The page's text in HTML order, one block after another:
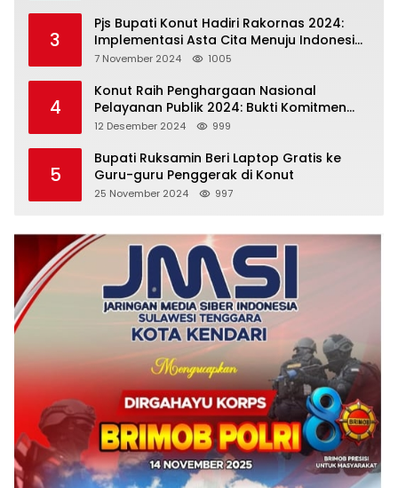
3
Pjs Bupati Konut Hadiri Rakornas 2024:
Implementasi Asta Cita Menuju Indonesia
Emas
7 November 2024 1005
4
Konut Raih Penghargaan Nasional
Pelayanan Publik 2024: Bukti Komitmen
Menuju Pelayanan Prima
12 Desember 2024 999
5
Bupati Ruksamin Beri Laptop Gratis ke
Guru-guru Penggerak di Konut
25 November 2024 997